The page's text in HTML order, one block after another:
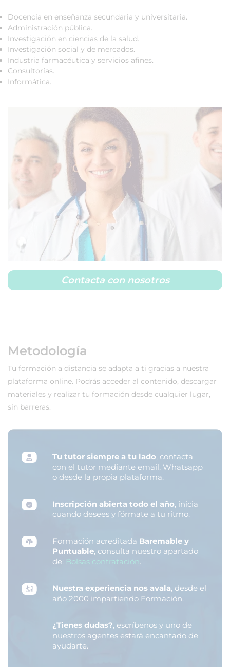
Docencia en enseñanza secundaria y universitaria.
Administración pública.
Investigación en ciencias de la salud.
Investigación social y de mercados.
Industria farmacéutica y servicios afines.
Consultorías.
Informática.
Contacta con nosotros
Metodología
Tu formación a distancia se adapta a ti gracias a nuestra
plataforma online. Podrás acceder al contenido, descargar
materiales y realizar tu formación desde cualquier lugar,
sin barreras.
Tu tutor siempre a tu lado, contacta
con el tutor mediante email, Whatsapp
o desde la propia plataforma.
Inscripción abierta todo el año, inicia
cuando desees y fórmate a tu ritmo.
Formación acreditada Baremable y
Puntuable, consulta nuestro apartado
de: Bolsas contratación.
Nuestra experiencia nos avala, desde el
año 2000 impartiendo Formación.
¿Tienes dudas?, escríbenos y uno de
nuestros agentes estará encantado de
ayudarte.